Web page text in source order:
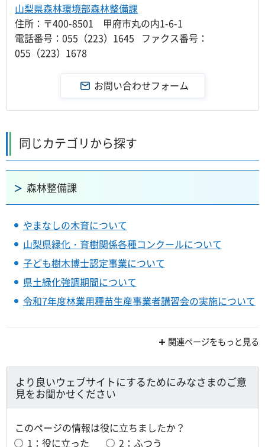
山梨県森林環境部森林整備課
住所：〒400-8501 甲府市丸の内1-6-1
電話番号：055（223）1645 ファクス番号：
055（223）1678
同じカテゴリから探す
森林整備課
やまなしの木育について
山梨県緑化・育樹関係各種コンクールについて
子ども樹木博士認定事業について
県土緑化強調期間について
令和7年度林業用種苗生産事業者講習会の実施について
関連ページをもっと見る
より良いウェブサイトにするためにみなさまのご意
見をお聞かせください
このページの情報は役に立ちましたか？
1：役に立った
2：ふつう